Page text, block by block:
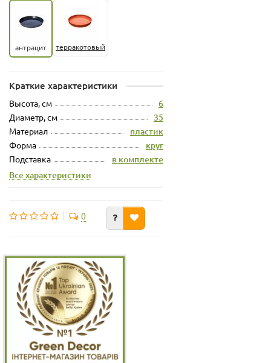
антрацит терракотовый
Краткие характеристики
Высота, см 6
Диаметр, см 35
Материал пластик
Форма круг
Подставка
в комплекте
Все характеристики
0